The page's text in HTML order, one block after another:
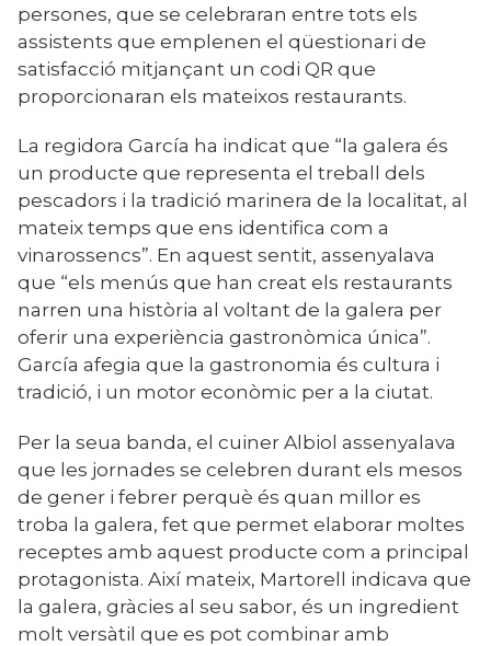
persones, que se celebraran entre tots els
assistents que emplenen el qüestionari de
satisfacció mitjançant un codi QR que
proporcionaran els mateixos restaurants.
La regidora García ha indicat que “la galera és
un producte que representa el treball dels
pescadors i la tradició marinera de la localitat, al
mateix temps que ens identifica com a
vinarossencs”. En aquest sentit, assenyalava
que “els menús que han creat els restaurants
narren una història al voltant de la galera per
oferir una experiència gastronòmica única”.
García afegia que la gastronomia és cultura i
tradició, i un motor econòmic per a la ciutat.
Per la seua banda, el cuiner Albiol assenyalava
que les jornades se celebren durant els mesos
de gener i febrer perquè és quan millor es
troba la galera, fet que permet elaborar moltes
receptes amb aquest producte com a principal
protagonista. Així mateix, Martorell indicava que
la galera, gràcies al seu sabor, és un ingredient
molt versàtil que es pot combinar amb